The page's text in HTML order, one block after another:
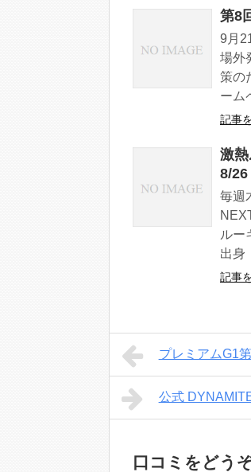
第8
9月
場外
策の
ーム
記事
激
8/26
毎週
ルー
出身
記事
プレミアムG1
公式
口コミをどう